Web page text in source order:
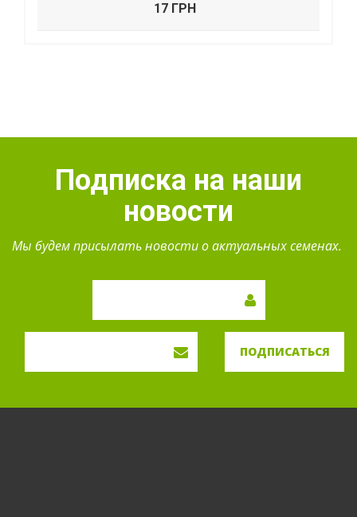
17 ГРН
Подписка на наши
новости
Мы будем присылать новости о актуальных семенах.
ПОДПИСАТЬСЯ